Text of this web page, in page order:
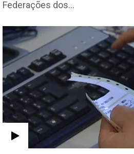
Federações dos…